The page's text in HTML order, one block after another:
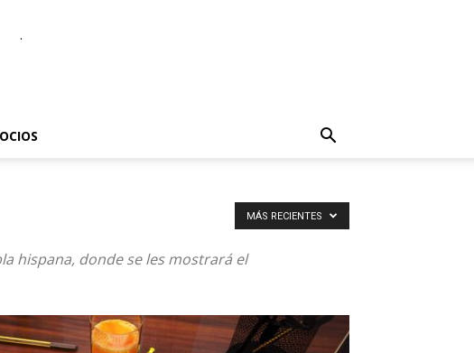
.
hispana, donde se les mostrará el
MÁS RECIENTES